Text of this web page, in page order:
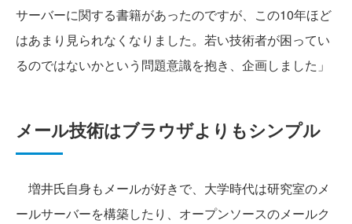
サーバーに関する書籍があったのですが、この10年ほど
はあまり見られなくなりました。若い技術者が困ってい
るのではないかという問題意識を抱き、企画しました」
メール技術はブラウザよりもシンプル
増井氏自身もメールが好きで、大学時代は研究室のメ
ールサーバーを構築したり、オープンソースのメールク